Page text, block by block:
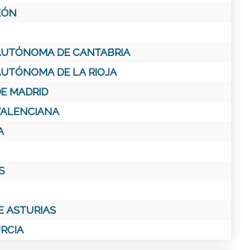
DE CANTABRIA
DE LA RIOJA
MADRID
ASTURIAS